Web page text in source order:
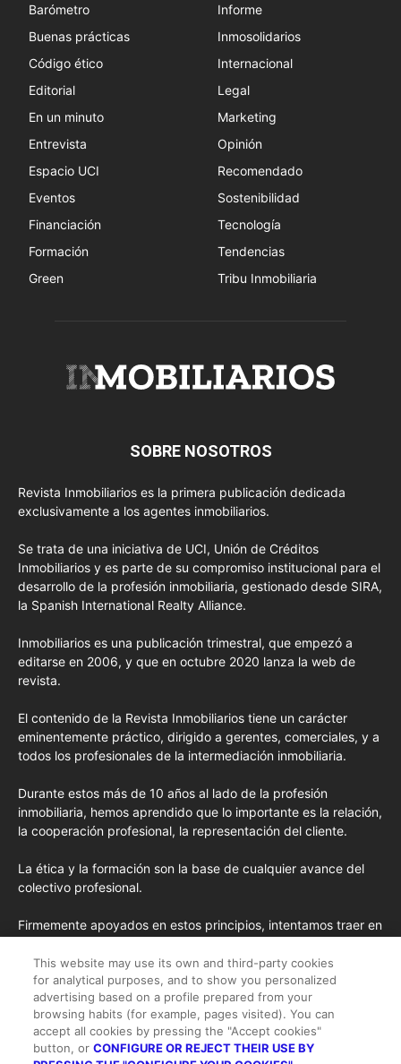
Barómetro
Buenas prácticas
Código ético
Editorial
En un minuto
Entrevista
Espacio UCI
Eventos
Financiación
Formación
Green
Informe
Inmosolidarios
Internacional
Legal
Marketing
Opinión
Recomendado
Sostenibilidad
Tecnología
Tendencias
Tribu Inmobiliaria
SOBRE NOSOTROS
Revista Inmobiliarios es la primera publicación dedicada
exclusivamente a los agentes inmobiliarios.
Se trata de una iniciativa de UCI, Unión de Créditos
Inmobiliarios y es parte de su compromiso institucional para el
desarrollo de la profesión inmobiliaria, gestionado desde SIRA,
la Spanish International Realty Alliance.
Inmobiliarios es una publicación trimestral, que empezó a
editarse en 2006, y que en octubre 2020 lanza la web de
revista.
El contenido de la Revista Inmobiliarios tiene un carácter
eminentemente práctico, dirigido a gerentes, comerciales, y a
todos los profesionales de la intermediación inmobiliaria.
Durante estos más de 10 años al lado de la profesión
inmobiliaria, hemos aprendido que lo importante es la relación,
la cooperación profesional, la representación del cliente.
La ética y la formación son la base de cualquier avance del
colectivo profesional.
Firmemente apoyados en estos principios, intentamos traer en
importados de EE.UU. y las opiniones y tendencias más
destacadas desde la pluma de nuestros colaboradores
habituales y nuestros colaboradores especiales.
This website may use its own and third-party cookies
for analytical purposes, and to show you personalized
advertising based on a profile prepared from your
browsing habits (for example, pages visited). You can
accept all cookies by pressing the "Accept cookies"
button, orCONFIGURE OR REJECT THEIR USE BY